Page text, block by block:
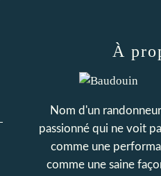
À
Nom d'un
passionné qui ne voit
comme une
comme une saine